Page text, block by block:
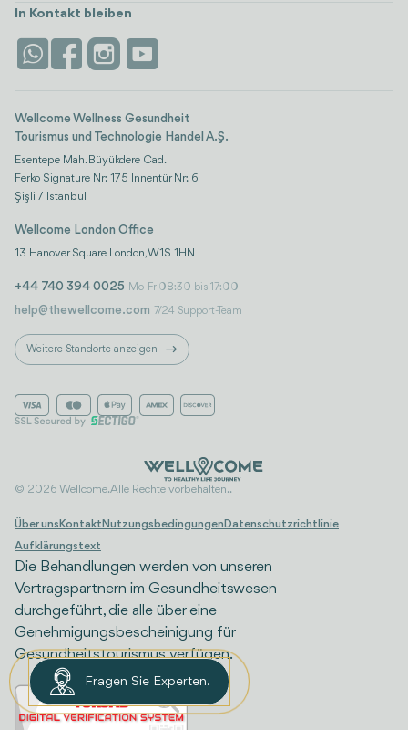
Vertrauen & Sicherheit
Kontaktieren Sie uns
Unterkünfte
Attraktionen
Bewertungen
Istanbul
In Kontakt bleiben
Wellcome Wellness Gesundheit
Tourismus und Technologie Handel A.Ş.
Esentepe Mah. Büyükdere Cad.
Ferko Signature Nr: 175 Innentür Nr: 6
Şişli / Istanbul
Wellcome London Office
13 Hanover Square London, W1S 1HN
+44 740 394 0025 Mo-Fr 08:30 bis 17:00
help@thewellcome.com 7/24 Support-Team
Weitere Standorte anzeigen
© 2026 Wellcome. Alle Rechte vorbehalten..
Über uns Kontakt Nutzungsbedingungen Datenschutzrichtlinie
Aufklärungstext
Die Behandlungen werden von unseren
Vertragspartnern im Gesundheitswesen
durchgeführt, die alle über eine
Genehmigungsbescheinigung für
Gesundheitstourismus verfügen.
Fragen Sie Experten.